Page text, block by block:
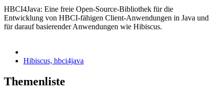
HBCI4Java: Eine freie Open-Source-Bibliothek für die
Entwicklung von HBCI-fähigen Client-Anwendungen in Java und
für darauf basierender Anwendungen wie Hibiscus.
Hibiscus, hbci4java
Themenliste